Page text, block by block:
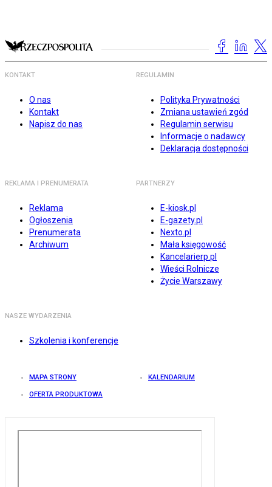
KONTAKT
O nas
Kontakt
Napisz do nas
REGULAMIN
Polityka Prywatności
Zmiana ustawień zgód
Regulamin serwisu
Informacje o nadawcy
Deklaracja dostępności
REKLAMA I PRENUMERATA
Reklama
Ogłoszenia
Prenumerata
Archiwum
PARTNERZY
E-kiosk.pl
E-gazety.pl
Nexto.pl
Mała księgowość
Kancelarierp.pl
Wieści Rolnicze
Życie Warszawy
NASZE WYDARZENIA
Szkolenia i konferencje
MAPA STRONY KALENDARIUM
OFERTA PRODUKTOWA